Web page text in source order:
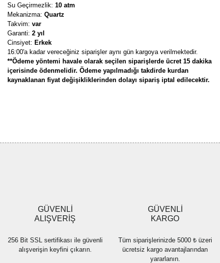
Su Geçirmezlik: 10 atm
Mekanizma: Quartz
Takvim: var
Garanti: 2 yıl
Cinsiyet: Erkek
16:00'a kadar vereceğiniz siparişler aynı gün kargoya verilmektedir.
**Ödeme yöntemi havale olarak seçilen siparişlerde ücret 15 dakika
içerisinde ödenmelidir. Ödeme yapılmadığı takdirde kurdan
kaynaklanan fiyat değişikliklerinden dolayı sipariş iptal edilecektir.
Ürün fiyatı diğer sitelerden daha pahalı.
Bu ürüne benzer farklı alternatifler olmalı.
GÜVENLİ
ALIŞVERİŞ
256 Bit SSL sertifikası ile güvenli
alışverişin keyfini çıkarın.
GÜVENLİ
KARGO
Tüm siparişlerinizde 5000 ₺ üzeri
ücretsiz kargo avantajlarından
yararlanın.